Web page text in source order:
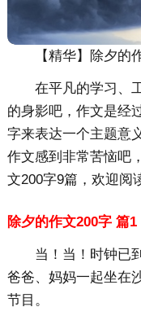
【精华】除夕的
在平凡的学习、
的身影吧，作文是经
字来表达一个主题意
作文感到非常苦恼吧
文200字9篇，欢迎阅
除夕的作文200字 篇1
当！当！时钟已
爸爸、妈妈一起坐在
节目。